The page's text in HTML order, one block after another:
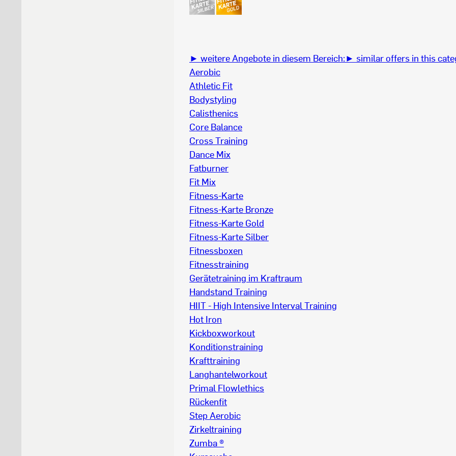
► weitere Angebote in diesem Bereich:► similar offers in this
Aerobic
Athletic Fit
Bodystyling
Calisthenics
Core Balance
Cross Training
Dance Mix
Fatburner
Fit Mix
Fitness-Karte
Fitness-Karte Bronze
Fitness-Karte Gold
Fitness-Karte Silber
Fitnessboxen
Fitnesstraining
Gerätetraining im Kraftraum
Handstand Training
HIIT - High Intensive Interval Training
Hot Iron
Kickboxworkout
Konditionstraining
Krafttraining
Langhantelworkout
Primal Flowlethics
Rückenfit
Step Aerobic
Zirkeltraining
Zumba ®